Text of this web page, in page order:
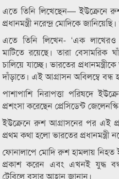
এতে তিনি লিখেছেন— ইউক্রেনে
প্রধানমন্ত্রী নরেন্দ্র মোদিকে
এতে তিনি লিখেন- ‘এক
মাটিতে রয়েছে। তারা বেসামরিক
চালিয়ে যাচ্ছে। ভারতের
দাঁড়াতে। এই আগ্রাসন অবিলম্বে বন্ধ
পাশাপাশি নিরাপত্তা পরিষদে
প্রশংসা করেছেন প্রেসিডেন্ট
ইউক্রেনে রুশ আগ্রাসনের পর এই
প্রথম কথা হলো ভারতের প্রধানমন্ত্রী
ফোনালাপে মোদি রুশ হামলায়
প্রকাশ করেন এবং এখনই যুদ্ধ
টেবিলে বসার আহ্বান জানান।